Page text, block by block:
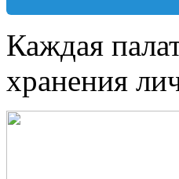
Каждая
хранения